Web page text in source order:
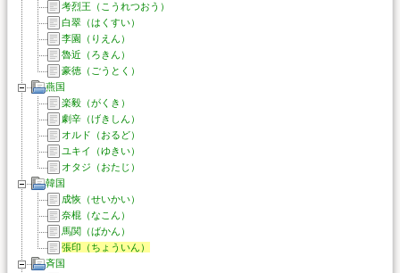
考烈王（こうれつおう）
白翠（はくすい）
李園（りえん）
魯近（ろきん）
豪徳（ごうとく）
燕国
楽毅（がくき）
劇辛（げきしん）
オルド（おるど）
ユキイ（ゆきい）
オタジ（おたじ）
韓国
成恢（せいかい）
奈棍（なこん）
馬関（ばかん）
張印（ちょういん）
斉国